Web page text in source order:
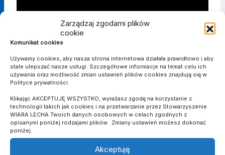
Zarządzaj zgodami plików
cookie
Komunikat cookies
Używamy cookies, aby nasza strona internetowa działała prawidłowo i aby
stale ulepszać nasze usługi. Szczegółowe informacje na temat celu ich
używania oraz możliwość zmian ustawień plików cookies znajdują się w
Polityce prywatności.
Klikając AKCEPTUJĘ WSZYSTKO, wyrażasz zgodę na korzystanie z
technologii takich jak cookies i na przetwarzanie przez Stowarzyszenie
WIARA LECHA Twoich danych osobowych w celach zgodnych z
opisanymi poniżej rodzajami plików. Zmiany ustawień możesz dokonać
poniżej.
Akceptuję